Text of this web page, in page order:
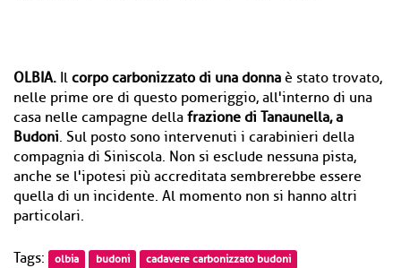
OLBIA. Il corpo carbonizzato di una donna è stato trovato,
nelle prime ore di questo pomeriggio, all'interno di una
casa nelle campagne della frazione di Tanaunella, a
Budoni. Sul posto sono intervenuti i carabinieri della
compagnia di Siniscola. Non si esclude nessuna pista,
anche se l'ipotesi più accreditata sembrerebbe essere
quella di un incidente. Al momento non si hanno altri
particolari.
Tags: olbia budoni
cadavere carbonizzato budoni